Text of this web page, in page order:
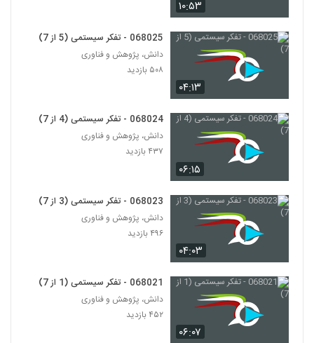
95
Thinking)
Thinking)
028097 - تفکر انتقادی (Critical
Thinking)
98
Thinking)
99
Thinking)
028100 - تفکر انتقادی (Critical
Thinking)
۵۷۲ بازدید
۱۰:۵۳
۰۴:۱۳
068025 - تفکر سیستمی (5 از 7)
دانش، پژوهش و فناوری
۵۰۸ بازدید
۰۶:۱۵
068024 - تفکر سیستمی (4 از 7)
دانش، پژوهش و فناوری
۴۳۷ بازدید
۰۴:۰۳
068023 - تفکر سیستمی (3 از 7)
دانش، پژوهش و فناوری
۴۹۶ بازدید
۰۶:۰۷
068021 - تفکر سیستمی (1 از 7)
دانش، پژوهش و فناوری
۴۵۲ بازدید